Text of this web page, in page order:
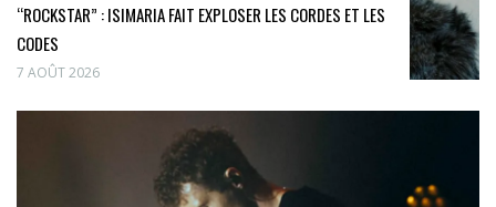
“ROCKSTAR” : ISIMARIA FAIT EXPLOSER LES CORDES ET LES
CODES
7 AOÛT 2026